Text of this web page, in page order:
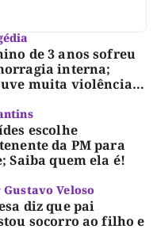
de 3 anos sofreu
interna;
muita violência",
escolhe
da PM para
Saiba quem ela é!
Veloso
diz que pai
socorro ao filho e